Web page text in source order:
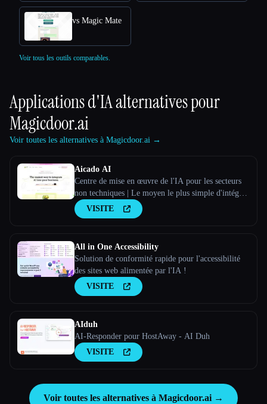
vs Magic Mate
Voir tous les outils comparables.
Applications d'IA alternatives pour
Magicdoor.ai
Voir toutes les alternatives à Magicdoor.ai →
Aicado AI
Centre de mise en œuvre de l'IA pour les secteurs
non techniques | Le moyen le plus simple d'intégrer
l'IA à ton activité
VISITE
All in One Accessibility
Solution de conformité rapide pour l'accessibilité
des sites web alimentée par l'IA !
VISITE
AIduh
AI-Responder pour HostAway - AI Duh
VISITE
Voir toutes les alternatives à Magicdoor.ai →